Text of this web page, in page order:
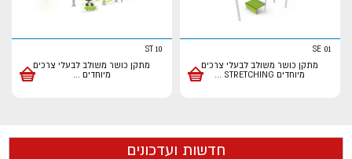
SE 01
מתקן כושר משולב לבעלי צרכים
מיוחדים STRETCHING
ST 10
מתקן כושר משולב לבעלי צרכים
מיוחדים
חדשות ועדכונים